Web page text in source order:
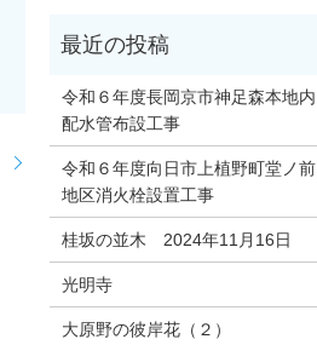
令和６年度長岡京市神足森本地内
配水管布設工事
令和６年度向日市上植野町堂ノ前
地区消火栓設置工事
桂坂の並木 2024年11月16日
光明寺
大原野の彼岸花（２）